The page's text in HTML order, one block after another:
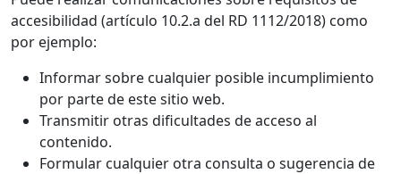
accesibilidad (artículo 10.2.a del RD 1112/2018) como
por ejemplo:
Informar sobre cualquier posible incumplimiento
por parte de este sitio web.
Transmitir otras dificultades de acceso al
contenido.
Formular cualquier otra consulta o sugerencia de